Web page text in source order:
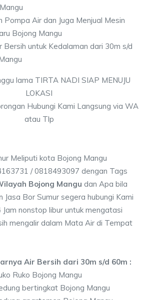
Pompa Air dan Juga Menjual Mesin
Bojong Mangu
Bersih untuk Kedalaman dari 30m s/d
lama TIRTA NADI SIAP MENUJU
LOKASI
Hubungi Kami Langsung via WA
atau Tlp
Meliputi kota Bojong Mangu
/ 0818493097 dengan Tags
Bojong Mangu dan Apa bila
Jasa Bor Sumur segera hubungi Kami
nonstop libur untuk mengatasi
mengalir dalam Mata Air di Tempat
Air Bersih dari 30m s/d 60m :
Ruko Bojong Mangu
bertingkat Bojong Mangu